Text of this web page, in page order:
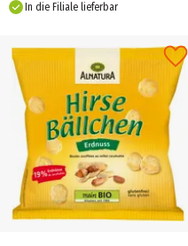
In die Filiale lieferbar